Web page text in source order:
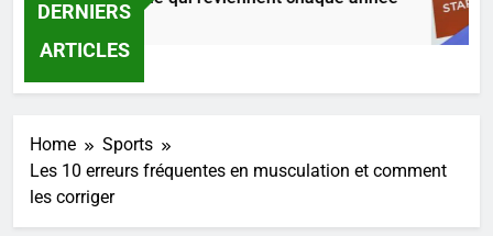
DERNIERS
ARTICLES
Ago
Home
Sports
Les 10 erreurs fréquentes en musculation et comment
les corriger